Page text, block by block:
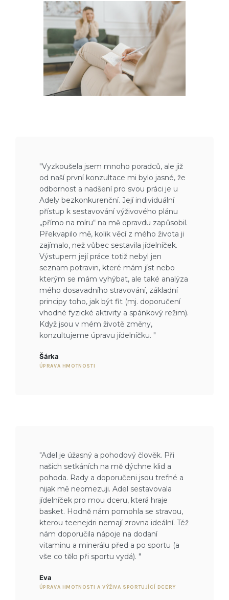
"Vyzkoušela jsem mnoho poradců, ale již
od naší první konzultace mi bylo jasné, že
odbornost a nadšení pro svou práci je u
Adely bezkonkurenční. Její individuální
přístup k sestavování výživového plánu
„přímo na míru“ na mě opravdu zapůsobil.
Překvapilo mě, kolik věcí z mého života ji
zajímalo, než vůbec sestavila jídelníček.
Výstupem její práce totiž nebyl jen
seznam potravin, které mám jíst nebo
kterým se mám vyhýbat, ale také analýza
mého dosavadního stravování, základní
principy toho, jak být fit (mj. doporučení
vhodné fyzické aktivity a spánkový režim).
Když jsou v mém životě změny,
konzultujeme úpravu jídelníčku. "
Šárka
ÚPRAVA HMOTNOSTI
"Adel je úžasný a pohodový člověk. Při
našich setkáních na mě dýchne klid a
pohoda. Rady a doporučeni jsou trefné a
nijak mě neomezuji. Adel sestavovala
jídelníček pro mou dceru, která hraje
basket. Hodně nám pomohla se stravou,
kterou teenejdri nemají zrovna ideální. Též
nám doporučila nápoje na dodaní
vitaminu a minerálu před a po sportu (a
vše co tělo při sportu vydá). "
Eva
ÚPRAVA HMOTNOSTI A VÝŽIVA SPORTUJÍCÍ DCERY